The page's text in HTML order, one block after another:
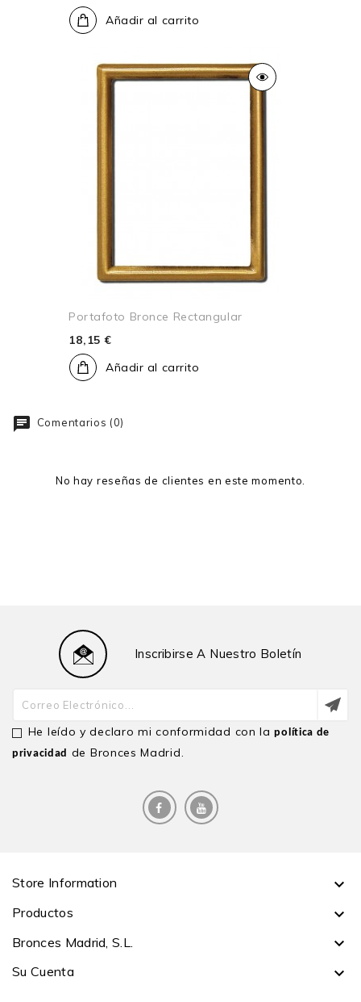
Añadir al carrito
Portafoto Bronce Rectangular
18,15 €
Añadir al carrito
Comentarios (0)
No hay reseñas de clientes en este momento.
Inscribirse A Nuestro Boletín
He leído y declaro mi conformidad con lapolítica de
privacidad de Bronces Madrid.
Store Information 
Productos 
Bronces Madrid, S.L. 
Su Cuenta 